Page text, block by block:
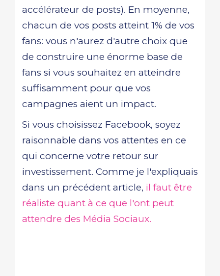
accélérateur de posts). En moyenne,
chacun de vos posts atteint 1% de vos
fans: vous n'aurez d'autre choix que
de construire une énorme base de
fans si vous souhaitez en atteindre
suffisamment pour que vos
campagnes aient un impact.
Si vous choisissez Facebook, soyez
raisonnable dans vos attentes en ce
qui concerne votre retour sur
investissement. Comme je l'expliquais
dans un précédent article, il faut être
réaliste quant à ce que l'ont peut
attendre des Média Sociaux.